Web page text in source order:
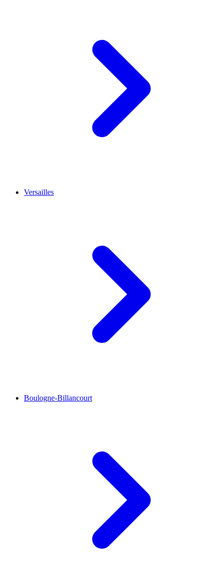
Versailles
Boulogne-Billancourt